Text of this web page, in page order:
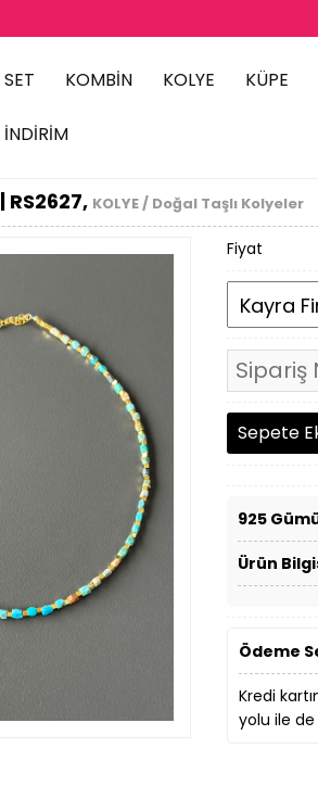
SET KOMBİN KOLYE KÜPE
İNDİRİM
KOLYE / Doğal Taşlı Kolyeler
Fiyat
925
Ürün
Ödeme
Kredi
yolu ile